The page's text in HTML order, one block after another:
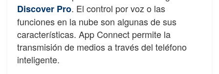
Discover Pro. El control por voz o las
funciones en la nube son algunas de sus
características. App Connect permite la
transmisión de medios a través del teléfono
inteligente.